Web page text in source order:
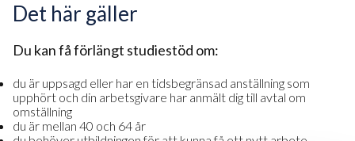
Det här gäller
Du kan få förlängt studiestöd om:
du är uppsagd eller har en tidsbegränsad anställning som
upphört och din arbetsgivare har anmält dig till avtal om
omställning
du är mellan 40 och 64 år